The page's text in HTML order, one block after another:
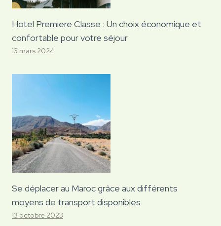
Hotel Premiere Classe : Un choix économique et
confortable pour votre séjour
13 mars 2024
Se déplacer au Maroc grâce aux différents
moyens de transport disponibles
13 octobre 2023